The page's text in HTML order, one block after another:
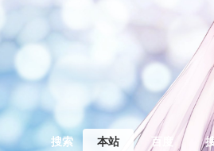
搜索 本站 百度